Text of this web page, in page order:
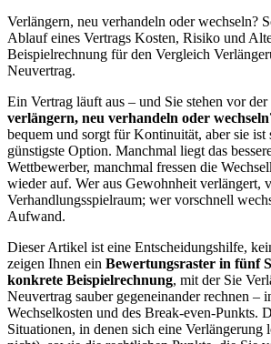
Verlängern, neu verhandeln oder wechseln?
Ablauf eines Vertrags Kosten, Risiko und
Beispielrechnung für den Vergleich
Neuvertrag.
Ein Vertrag läuft aus – und Sie stehen vor
verlängern, neu verhandeln oder
bequem und sorgt für Kontinuität, aber sie ist
günstigste Option. Manchmal liegt das
Wettbewerber, manchmal fressen die
wieder auf. Wer aus Gewohnheit verlängert,
Verhandlungsspielraum; wer vorschnell
Aufwand.
Dieser Artikel ist eine Entscheidungshilfe,
zeigen Ihnen ein Bewertungsraster in fünf
konkrete Beispielrechnung, mit der Sie
Neuvertrag sauber gegeneinander rechnen –
Wechselkosten und des Break-even-Punkts.
Situationen, in denen sich eine Verlängerung